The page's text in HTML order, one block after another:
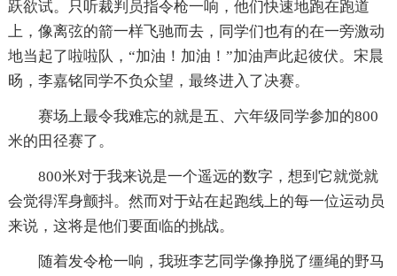
跃欲试。只听裁判员指令枪一响，他们快速地跑在跑道
上，像离弦的箭一样飞驰而去，同学们也有的在一旁激动
地当起了啦啦队，“加油！加油！”加油声此起彼伏。宋晨
旸，李嘉铭同学不负众望，最终进入了决赛。
赛场上最令我难忘的就是五、六年级同学参加的800
米的田径赛了。
800米对于我来说是一个遥远的数字，想到它就觉就
会觉得浑身颤抖。然而对于站在起跑线上的每一位运动员
来说，这将是他们要面临的挑战。
随着发令枪一响，我班李艺同学像挣脱了缰绳的野马